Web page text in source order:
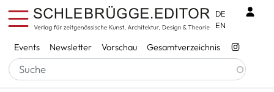
Direkt zum Inhalt
Services
Events Newsletter Vorschau Gesamtverzeichnis
DE
EN
Pfadnavigation
Startseite Alfons Schilling